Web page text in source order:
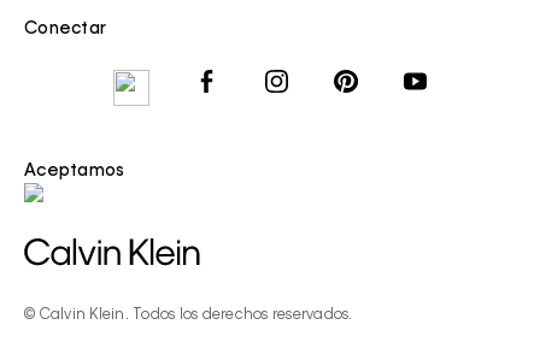
Conectar
Aceptamos
© Calvin Klein. Todos los derechos reservados.